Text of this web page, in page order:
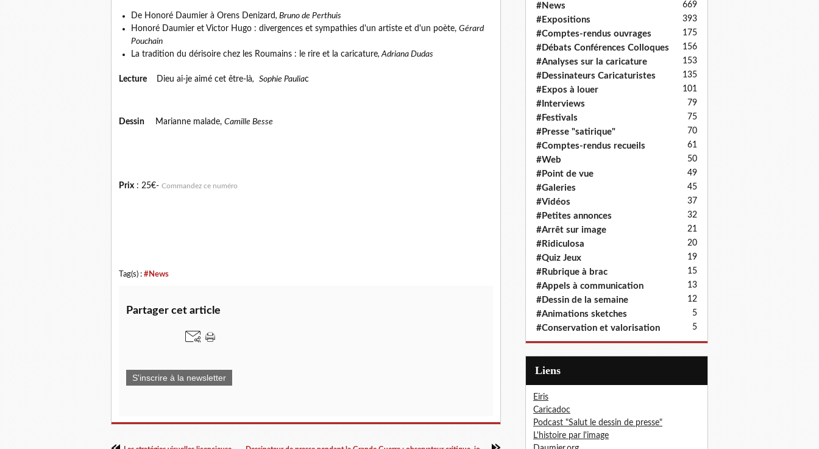
De Honoré Daumier à Orens Denizard, Bruno de Perthuis
Honoré Daumier et Victor Hugo : divergences et sympathies d'un artiste et d'un poète, Gérard
Pouchain
La tradition du dérisoire chez les Roumains : le rire et la caricature, Adriana Dudas
Lecture Dieu ai-je aimé cet être-là, Sophie Pauliac
Dessin Marianne malade, Camille Besse
Prix : 25€- Commandez ce numéro
Tag(s) : #News
Partager cet article
S'inscrire à la newsletter
#News 669
#Expositions 393
#Comptes-rendus ouvrages 175
#Débats Conférences Colloques 156
#Analyses sur la caricature 153
#Dessinateurs Caricaturistes 135
#Expos à louer 101
#Interviews 79
#Festivals 75
#Presse "satirique" 70
#Comptes-rendus recueils 61
#Web 50
#Point de vue 49
#Galeries 45
#Vidéos 37
#Petites annonces 32
#Arrêt sur image 21
#Ridiculosa 20
#Quiz Jeux 19
#Rubrique à brac 15
#Appels à communication 13
#Dessin de la semaine 12
#Animations sketches 5
#Conservation et valorisation 5
Liens
Eiris
Caricadoc
Podcast "Salut le dessin de presse"
L'histoire par l'image